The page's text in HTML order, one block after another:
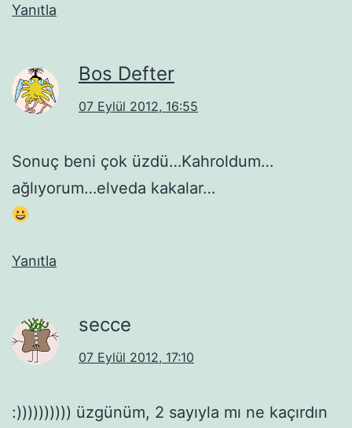
Yanıtla
Bos Defter
07 Eylül 2012, 16:55
Sonuç beni çok üzdü…Kahroldum…
ağlıyorum…elveda kakalar…
Yanıtla
secce
07 Eylül 2012, 17:10
:)))))))))) üzgünüm, 2 sayıyla mı ne kaçırdın